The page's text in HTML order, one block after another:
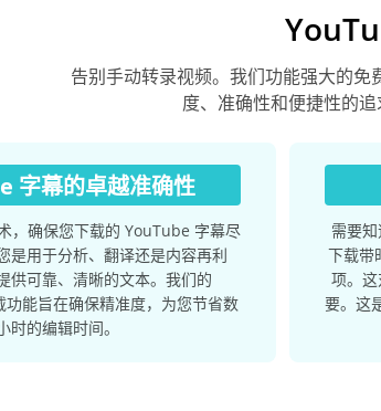
告别手动转录视频。我们功能强大的
度、准确性和便捷性的
字幕的卓越准确性
，确保您下载的 YouTube 字幕尽
是用于分析、翻译还是内容再利
供可靠、清晰的文本。我们的
能旨在确保精准度，为您节省数
时的编辑时间。
需要
下载带
项。
要。这